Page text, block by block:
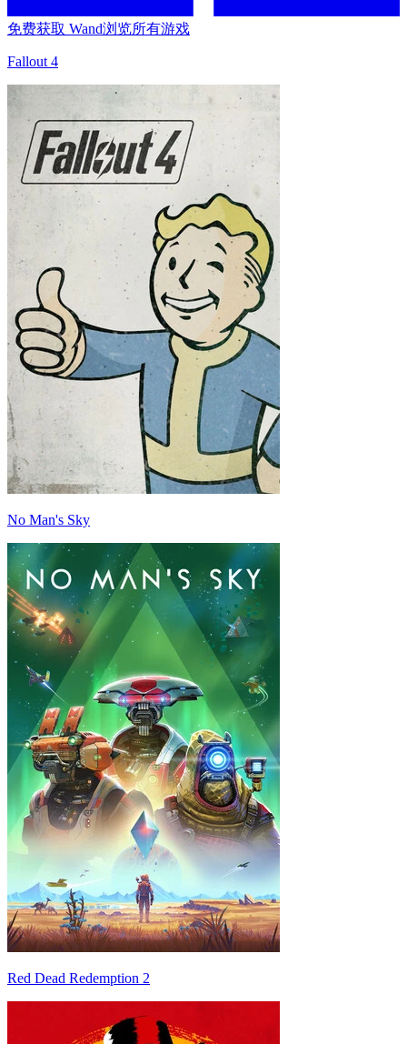
免费获取 Wand浏览所有游戏
Fallout 4
No Man's Sky
Red Dead Redemption 2